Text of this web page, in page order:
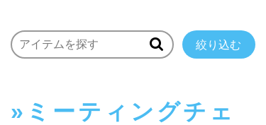
絞り込む
ミーティングチェ